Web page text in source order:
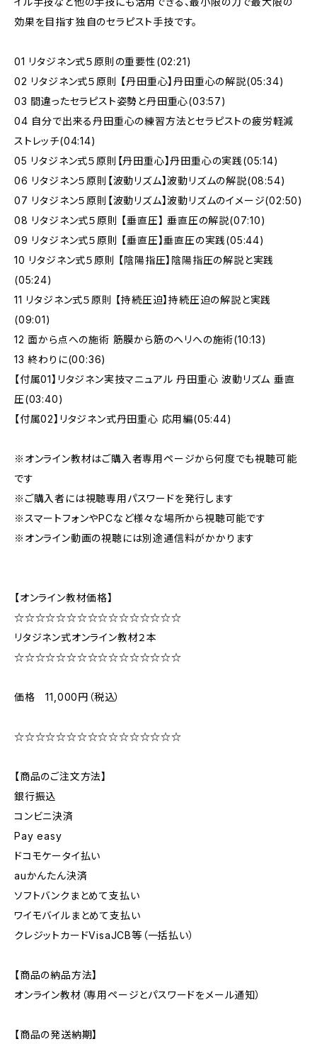
効果を目指す独自のセラピスト手技です。
01 リタジネン式５原則の重要性(02:21)
02 リタジネン式５原則 【丹田重心】丹田重心の解説(05:34)
03 間違ったセラピスト姿勢と丹田重心(03:57)
04 自分で出来る丹田重心の練習方法とセラピストの疲労軽減
ストレッチ(04:14)
05 リタジネン式５原則【丹田重心】丹田重心の実践(05:14)
06 リタジネン５原則【波動リズム】波動リズムの解説(08:54)
07 リタジネン５原則【波動リズム】波動リズムのイメージ(02:50)
08 リタジネン式５原則 【垂直圧】 垂直圧の解説(07:10)
09 リタジネン式５原則 【垂直圧】垂直圧の実践(05:44)
10 リタジネン式５原則 【陰陽指圧】陰陽指圧の解説と実践
(05:24)
11 リタジネン式５原則 【持続圧迫】持続圧迫の解説と実践
(09:01)
12 面から点への施術 筋膜から筋のヘリへの施術(10:13)
13 終わりに(00:36)
【付属01】リタジネン実技マニュアル 丹田重心 波動リズム 垂直
圧(03:40)
【付属02】リタジネン式丹田重心 応用編(05:44)
※オンライン教材はご購入者専用ページから何度でも視聴可能
です
※ご購入者には視聴専用パスワードを発行します
※スマートフォンやPCなど様々な場所から視聴可能です
※オンライン動画の視聴には別途通信料がかかります
【オンライン教材価格】
☆☆☆☆☆☆☆☆☆☆☆☆☆☆☆☆
リタジネン式オンライン教材２本
☆☆☆☆☆☆☆☆☆☆☆☆☆☆☆☆
価格 11,000円（税込）
☆☆☆☆☆☆☆☆☆☆☆☆☆☆☆☆
【商品のご注文方法】
銀行振込
コンビニ決済
Pay easy
ドコモケータイ払い
auかんたん決済
ソフトバンクまとめて支払い
ワイモバイルまとめて支払い
クレジットカードVisaJCB等（一括払い）
【商品の納品方法】
オンライン教材（専用ページとパスワードをメール通知）
【商品の発送納期】